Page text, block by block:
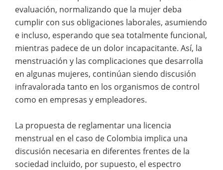
evaluación, normalizando que la mujer deba
cumplir con sus obligaciones laborales, asumiendo
e incluso, esperando que sea totalmente funcional,
mientras padece de un dolor incapacitante. Así, la
menstruación y las complicaciones que desarrolla
en algunas mujeres, continúan siendo discusión
infravalorada tanto en los organismos de control
como en empresas y empleadores.
La propuesta de reglamentar una licencia
menstrual en el caso de Colombia implica una
discusión necesaria en diferentes frentes de la
sociedad incluido, por supuesto, el espectro